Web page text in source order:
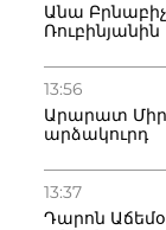
Անա
Ռուբինյանին
13:56
Արարատ
արձակուրդ
13:37
Դարոն